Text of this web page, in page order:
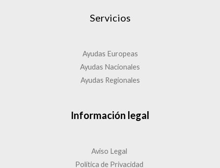
Servicios
Ayudas Europeas
Ayudas Nacionales
Ayudas Regionales
Información legal
Aviso Legal
Política de Privacidad